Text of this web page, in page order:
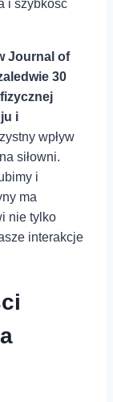
i szybkość
Journal of
30
i
wpływ
siłowni.
i
ma
nie tylko
interakcje